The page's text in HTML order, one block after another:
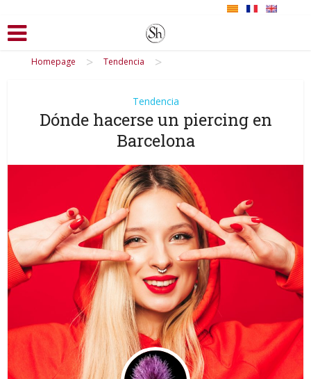
Homepage > Tendencia >
Tendencia
Dónde hacerse un piercing en
Barcelona